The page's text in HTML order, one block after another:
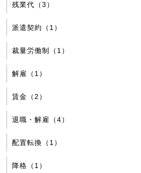
残業代（3）
派遣契約（1）
裁量労働制（1）
解雇（1）
賃金（2）
退職・解雇（4）
配置転換（1）
降格（1）